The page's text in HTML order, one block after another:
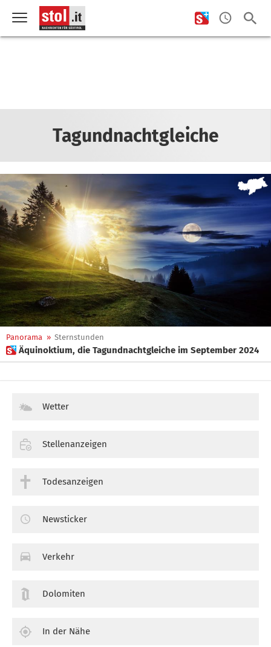
Tagundnachtgleiche
Panorama » Sternstunden
 Äquinoktium, die Tagundnachtgleiche im September 2024
Wetter
Stellenanzeigen
Todesanzeigen
Newsticker
Verkehr
Dolomiten
In der Nähe